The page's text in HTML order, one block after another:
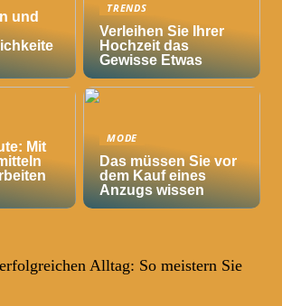
und
TRENDS
Verleihen Sie Ihrer
Hochzeit das
Gewisse Etwas
Mit
MODE
Das müssen Sie vor
dem Kauf eines
Anzugs wissen
Alltag: So meistern Sie